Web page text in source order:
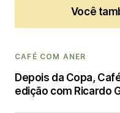
Você
CAFÉ COM ANER
Depois da Copa,
edição com Ricardo